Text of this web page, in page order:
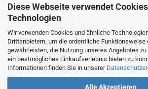
Diese Webseite verwendet
Technologien
Wir verwenden Cookies und ähnliche
Drittanbietern, um die ordentliche Funktionsweise
gewährleisten, die Nutzung unseres Angebotes
ein bestmögliches Einkaufserlebnis bieten zu
Informationen finden Sie in unserer
Alle Akzeptieren
Zahlungsmöglichk
PayPal
PayPal Ratenzahlung